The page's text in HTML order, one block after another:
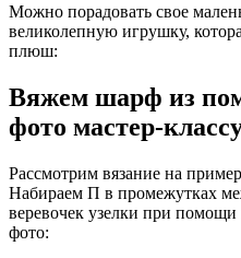
Можно порадовать свое
великолепную игрушку,
плюш:
Вяжем шарф из
фото мастер-
Рассмотрим вязание на
Набираем П в промежутках
веревочек узелки при
фото: